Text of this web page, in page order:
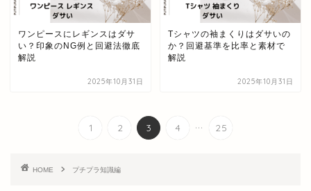
ワンピースにレギンスはダサ
い？印象のNG例と回避法徹底
解説
2025年10月31日
Tシャツの袖まくりはダサいの
か？回避基準を比率と素材で
解説
2025年10月31日
1 2 3 4 ... 25
HOME プチプラ知識編